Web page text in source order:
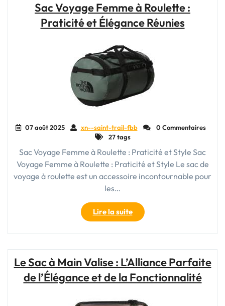
roulettes
:
de
la
femme
moderne
Sac Voyage Femme à Roulette :
Praticité et Élégance Réunies
07 août 2025 xn--saint-trail-fbb
0 Commentaires
27 tags
Sac Voyage Femme à Roulette : Praticité et Style Sac
Voyage Femme à Roulette : Praticité et Style Le sac de
voyage à roulette est un accessoire incontournable pour
les…
Lire la suite"Sac
Voyage
Femme
:
Praticité
Élégance
Le Sac à Main Valise : L’Alliance Parfaite
de l’Élégance et de la Fonctionnalité